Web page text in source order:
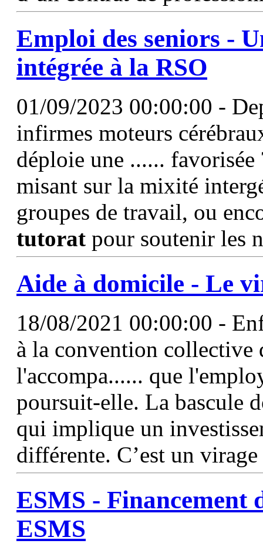
Emploi des seniors -
intégrée à la RSO
01/09/2023 00:00:00 -
infirmes moteurs
déploie une ...... favorisée
misant sur la mixité
groupes de travail, ou
tutorat pour soutenir les
Aide à domicile - Le
18/08/2021 00:00:00 -
à la convention collective
l'accompa...... que
poursuit-elle. La bascule
qui implique un
différente. C’est un
ESMS - Financement
ESMS